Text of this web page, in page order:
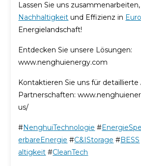
Lassen Sie uns
Nachhaltigkeit und Effizienz in
Energielandschaft!
Entdecken Sie unsere Lösungen:
www.nenghuienergy.com
Kontaktieren Sie uns für
Partnerschaften:
us/
#NenghuiTechnologie #
erbareEnergie #C&IStorage #BESS
altigkeit #CleanTech